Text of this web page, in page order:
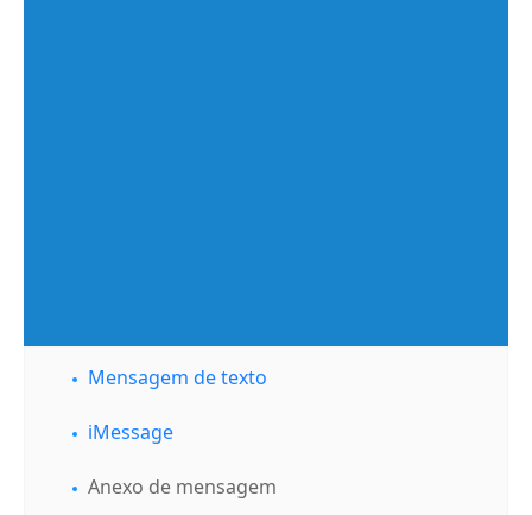
Mensagem de texto
iMessage
Anexo de mensagem